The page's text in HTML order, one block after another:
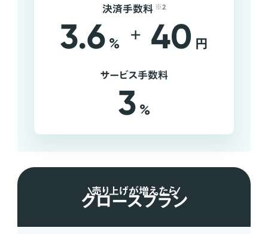
決済手数料 ※2
3.6 % + 40 円
サービス手数料
3 %
売り上げが増えたら
グロースプラン